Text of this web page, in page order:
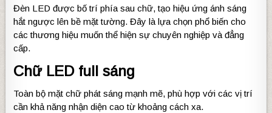
Đèn LED được bố trí phía sau chữ, tạo hiệu ứng ánh sáng
hắt ngược lên bề mặt tường. Đây là lựa chọn phổ biến cho
các thương hiệu muốn thể hiện sự chuyên nghiệp và đẳng
cấp.
Chữ LED full sáng
Toàn bộ mặt chữ phát sáng mạnh mẽ, phù hợp với các vị trí
cần khả năng nhận diện cao từ khoảng cách xa.